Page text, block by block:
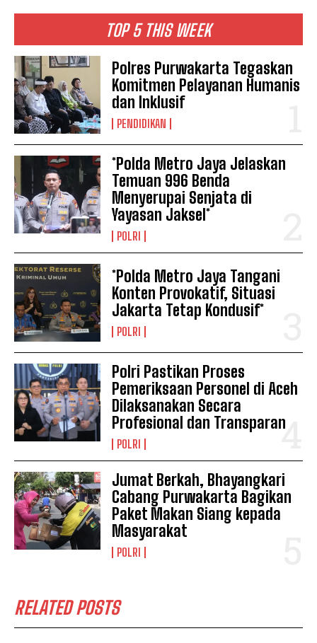
TOP 5 THIS WEEK
Polres Purwakarta Tegaskan
Komitmen Pelayanan Humanis
dan Inklusif
PENDIDIKAN
*Polda Metro Jaya Jelaskan
Temuan 996 Benda
Menyerupai Senjata di
Yayasan Jaksel*
POLRI
*Polda Metro Jaya Tangani
Konten Provokatif, Situasi
Jakarta Tetap Kondusif*
POLRI
Polri Pastikan Proses
Pemeriksaan Personel di Aceh
Dilaksanakan Secara
Profesional dan Transparan
POLRI
Jumat Berkah, Bhayangkari
Cabang Purwakarta Bagikan
Paket Makan Siang kepada
Masyarakat
POLRI
RELATED POSTS